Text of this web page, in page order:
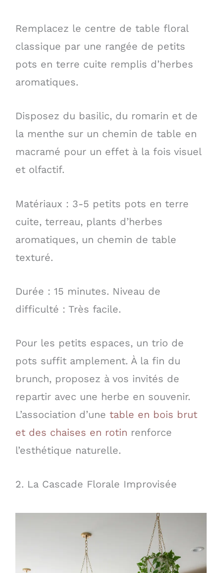
Remplacez le centre de table floral
classique par une rangée de petits
pots en terre cuite remplis d’herbes
aromatiques.
Disposez du basilic, du romarin et de
la menthe sur un chemin de table en
macramé pour un effet à la fois visuel
et olfactif.
Matériaux : 3-5 petits pots en terre
cuite, terreau, plants d’herbes
aromatiques, un chemin de table
texturé.
Durée : 15 minutes. Niveau de
difficulté : Très facile.
Pour les petits espaces, un trio de
pots suffit amplement. À la fin du
brunch, proposez à vos invités de
repartir avec une herbe en souvenir.
L’association d’une table en bois brut
et des chaises en rotin renforce
l’esthétique naturelle.
2. La Cascade Florale Improvisée